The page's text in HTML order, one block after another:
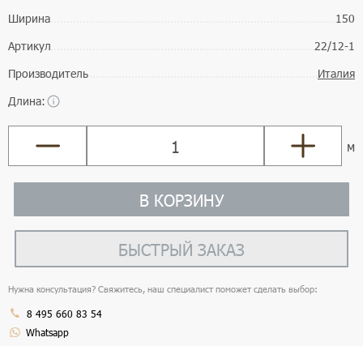
Ширина
150
Артикул
22/12-1
Производитель
Италия
Длина:
м
В КОРЗИНУ
БЫСТРЫЙ ЗАКАЗ
Нужна консультация? Свяжитесь, наш специалист поможет сделать выбор:
8 495 660 83 54
Whatsapp